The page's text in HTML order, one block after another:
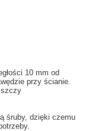
10 mm od
przy ścianie.
śruby, dzięki czemu